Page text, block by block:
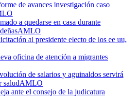
de avances investigación caso
a quedarse en casa durante
AMLO
al presidente electo de los ee uu,
oficina de atención a migrantes
de salarios y aguinaldos servirá
saludAMLO
ante el consejo de la judicatura